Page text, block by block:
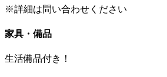
※詳細は問い合わせください
家具・備品
生活備品付き！